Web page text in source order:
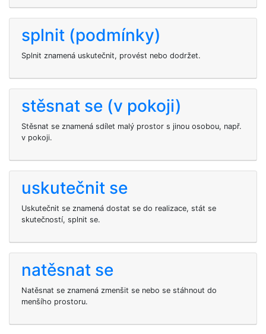
splnit (podmínky)
Splnit znamená uskutečnit, provést nebo dodržet.
stěsnat se (v pokoji)
Stěsnat se znamená sdílet malý prostor s jinou osobou, např.
v pokoji.
uskutečnit se
Uskutečnit se znamená dostat se do realizace, stát se
skutečností, splnit se.
natěsnat se
Natěsnat se znamená zmenšit se nebo se stáhnout do
menšího prostoru.